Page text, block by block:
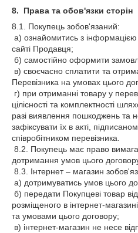
8. Права та обов'язки сторін
8.1. Покупець зобов'язаний:
а) ознайомитись з
сайті Продавця;
б) самостійно оформити
в) своєчасно сплатити та
Перевізника на умовах цього
г) при отриманні товару у
цілісності та комплектності
разі виявлення пошкоджень та
зафіксувати їх в акті,
співробітником перевізника.
8.2. Покупець має право
дотримання умов цього
8.3. Інтернет – магазин
а) дотримуватись умов цього
б) передати Покупцеві товар
розміщеного в інтернет-
та умовами цього договору;
в) інтернет-магазин не несе